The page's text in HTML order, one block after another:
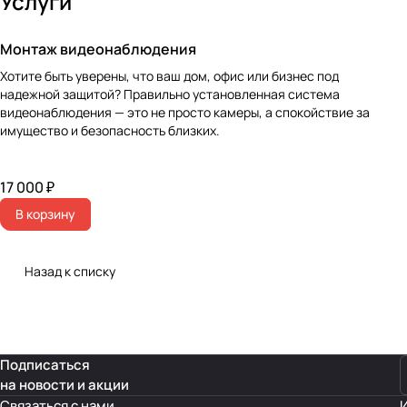
Монтаж видеонаблюдения
Хотите быть уверены, что ваш дом, офис или бизнес под
надежной защитой? Правильно установленная система
видеонаблюдения — это не просто камеры, а спокойствие за
имущество и безопасность близких.
17 000 ₽
В корзину
Назад к списку
Подписаться
на новости и акции